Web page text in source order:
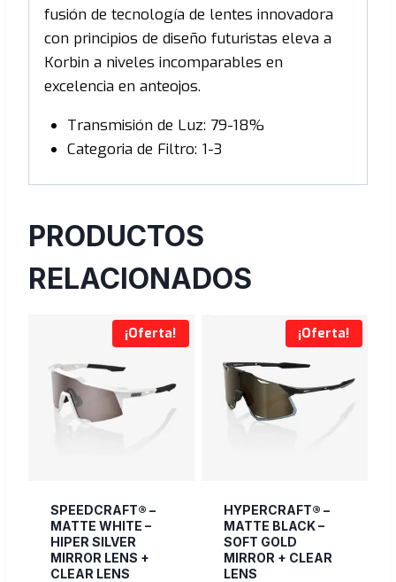
fusión de tecnología de lentes innovadora
con principios de diseño futuristas eleva a
Korbin a niveles incomparables en
excelencia en anteojos.
Transmisión de Luz: 79-18%
Categoria de Filtro: 1-3
PRODUCTOS
RELACIONADOS
¡Oferta!
SPEEDCRAFT® –
MATTE WHITE –
HIPER SILVER
MIRROR LENS +
CLEAR LENS
¡Oferta!
HYPERCRAFT® –
MATTE BLACK –
SOFT GOLD
MIRROR + CLEAR
LENS